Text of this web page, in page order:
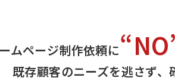
ムページ制作依頼に
既存顧客のニーズを逃さず、